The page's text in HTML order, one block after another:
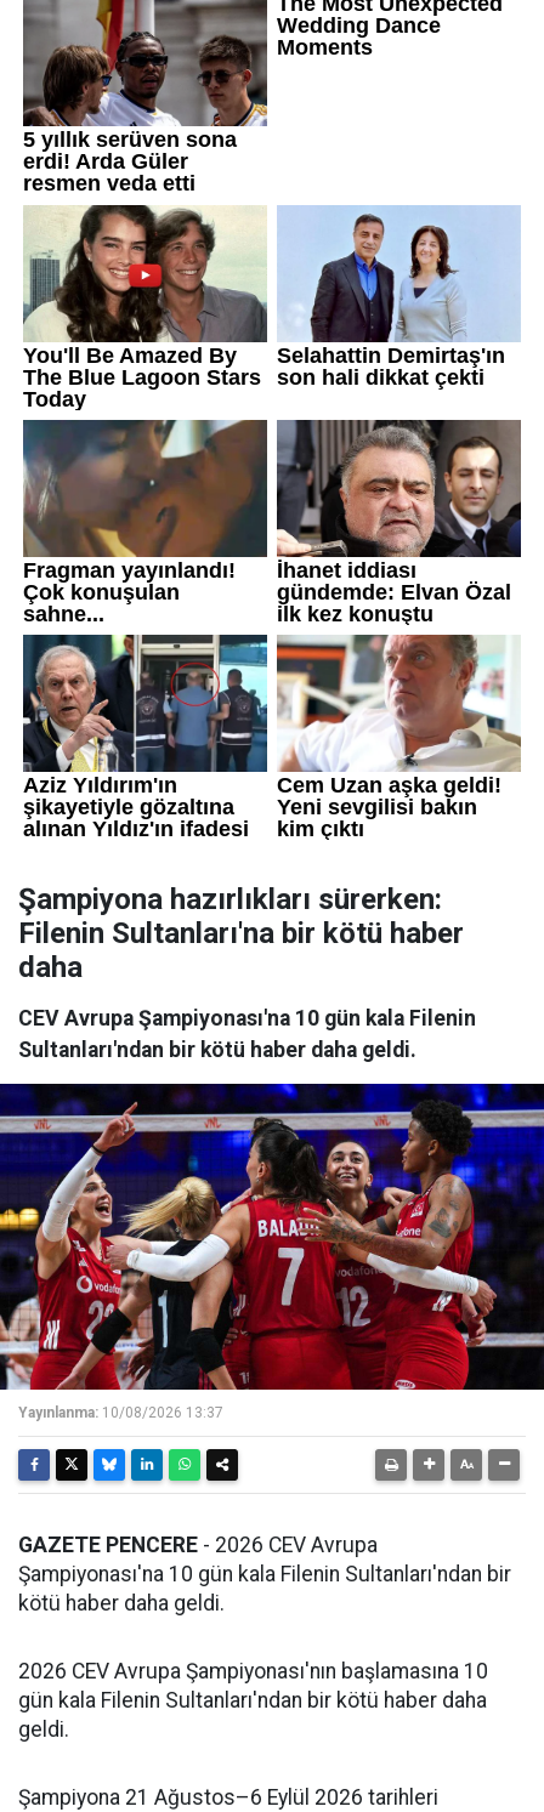
Şampiyona hazırlıkları sürerken:
Filenin Sultanları'na bir kötü haber
daha
CEV Avrupa Şampiyonası'na 10 gün kala Filenin
Sultanları'ndan bir kötü haber daha geldi.
Yayınlanma: 10/08/2026 13:37
GAZETE PENCERE - 2026 CEV Avrupa
Şampiyonası'na 10 gün kala Filenin Sultanları'ndan bir
kötü haber daha geldi.
2026 CEV Avrupa Şampiyonası'nın başlamasına 10
gün kala Filenin Sultanları'ndan bir kötü haber daha
geldi.
Şampiyona 21 Ağustos–6 Eylül 2026 tarihleri